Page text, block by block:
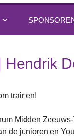
trainen!
Midden
de junioren en